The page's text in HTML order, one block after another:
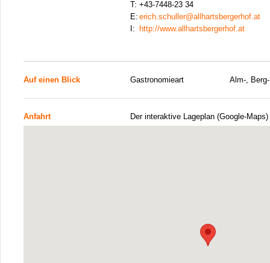
T: +43-7448-23 34
E: erich.schuller@allhartsbergerhof.at
I:
http://www.allhartsbergerhof.at
Auf einen Blick Gastronomieart Alm-,
Anfahrt Der interaktive Lageplan (Google-